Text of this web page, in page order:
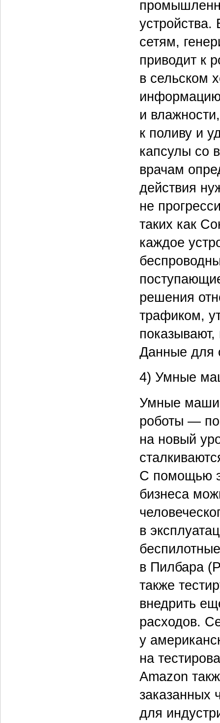
сетям,
приводит к
в сельском
информацию
и
к поливу и
капсулы со
врачам
действия
не
таких как
каждое
решения
трафиком,
Данные для
4) Умные
Умные
роботы —
на новый
С помощью
бизнеса
в
в Пилбара
также
внедрить
расходов.
у
на
Amazon
заказанных
для